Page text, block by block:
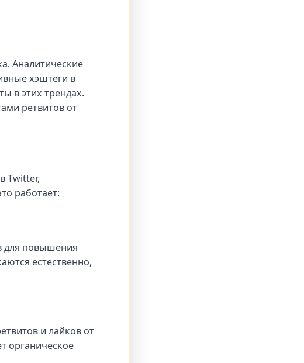
Аналитические
хэштеги в
в этих трендах.
ретвитов от
Twitter,
работает:
для повышения
естественно,
и лайков от
органическое